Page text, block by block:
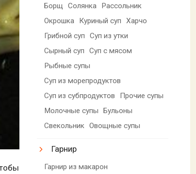
Борщ Солянка
Рассольник
Окрошка
Куриный суп
Харчо
Грибной суп
Суп из утки
Сырный суп
Суп с мясом
Рыбные супы
Суп из морепродуктов
Суп из субпродуктов
Прочие супы
Молочные супы
Бульоны
Свекольник Овощные супы
Гарнир
Гарнир из макарон